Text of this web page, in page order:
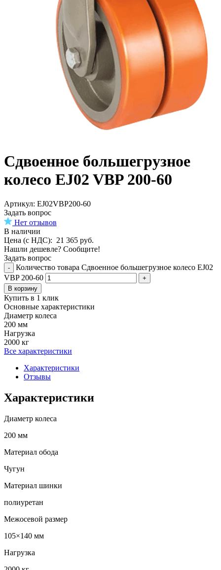
Сдвоенное большегрузное
колесо EJ02 VBP 200-60
Aртикул: EJ02VBP200-60
Задать вопрос
Нет отзывов
В наличии
Цена (с НДС): 21 365 руб.
Нашли дешевле? Сообщите!
Задать вопрос
-
Количество товара Сдвоенное большегрузное колесо EJ02
VBP 200-60
+
В корзину
Купить в 1 клик
Основные характеристики
Диаметр колеса
200 мм
Нагрузка
2000 кг
Все характеристики
Характеристики
Отзывы
Характеристики
Диаметр колеса
200 мм
Материал обода
Чугун
Материал шинки
полиуретан
Межосевой размер
105×140 мм
Нагрузка